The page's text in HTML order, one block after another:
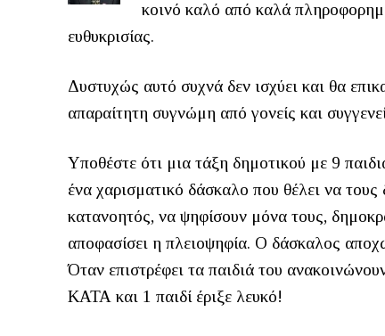
κοινό καλό από καλά
ευθυκρισίας.
Δυστυχώς αυτό συχνά δεν ισχύει και θα
απαραίτητη συγνώμη από γονείς και
Υποθέστε ότι μια τάξη δημοτικού με 9
ένα χαρισματικό δάσκαλο που θέλει να τους
κατανοητός, να ψηφίσουν μόνα τους,
αποφασίσει η πλειοψηφία. Ο δάσκαλος
Όταν επιστρέφει τα παιδιά του
ΚΑΤΑ και 1 παιδί έριξε λευκό!